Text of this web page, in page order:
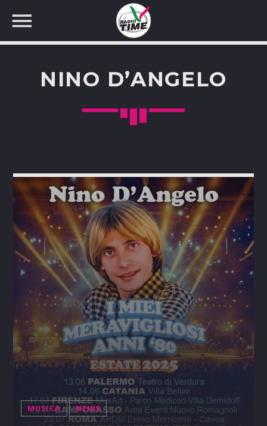
NINO D’ANGELO
MUSICA NEWS